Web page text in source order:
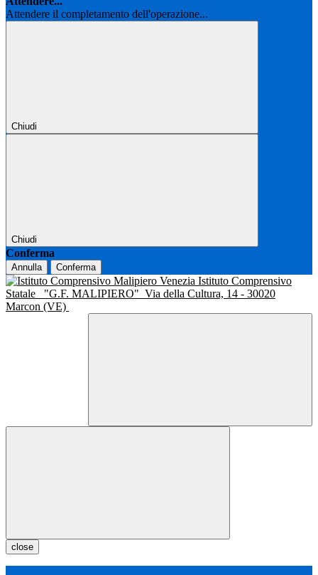
Attendere il completamento dell'operazione...
Chiudi
Chiudi
Conferma
Annulla Conferma
Istituto Comprensivo
Statale
"G.F. MALIPIERO" Via della Cultura, 14 - 30020
Marcon (VE)
close